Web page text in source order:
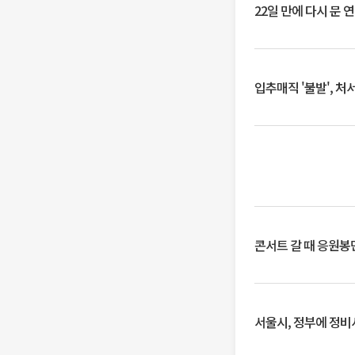
22일 만에 다시 문
입추매직 '불발', 처
콘서트 갈 때 응원
서울시, 정부에 정